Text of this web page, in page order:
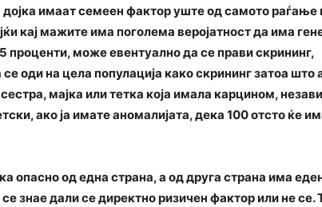
имаат семеен фактор уште од самото раѓање
кај мажите има поголема веројатност да има
проценти, може евентуално да се прави скрининг,
оди на цела популација како скрининг затоа што
мајка или тетка која имала карцином,
ако ја имате аномалијата, дека 100 отсто ќе
опасно од една страна, а од друга страна има
знае дали се директно ризичен фактор или не се.